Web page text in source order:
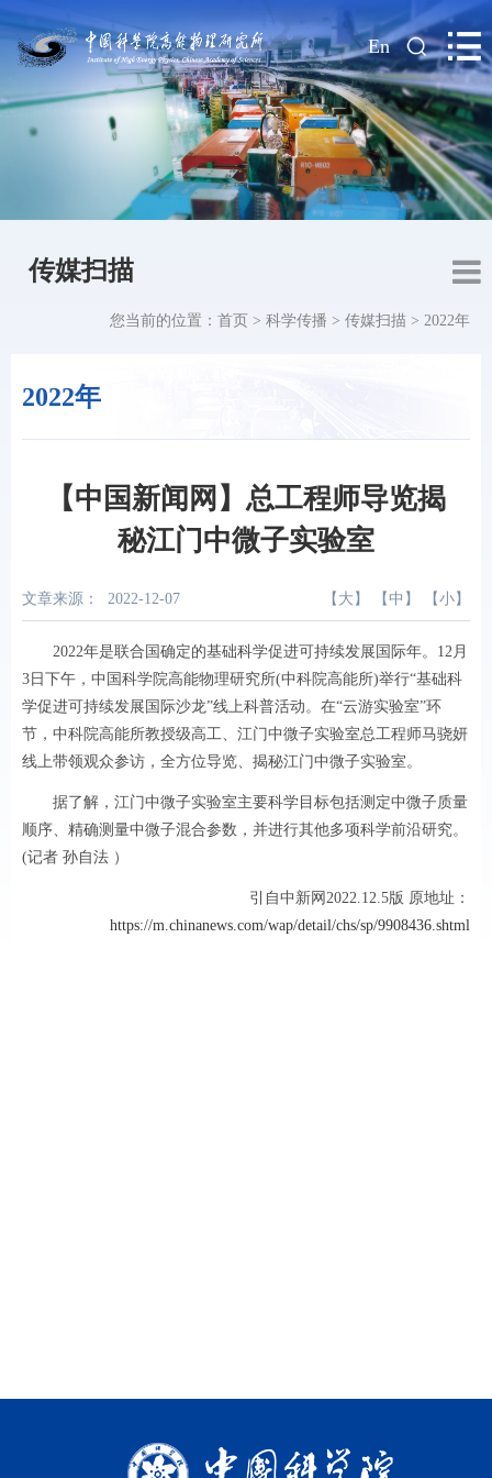
| En
传媒扫描
2022年
您当前的位置： 首页 > 科学传播 > 传媒扫描 > 2022年
【中国新闻网】总工程师导览揭
秘江门中微子实验室
文章来源： 2022-12-07 【 大 】 【 中 】 【 小 】
2022年是联合国确定的基础科学促进可持续发展国际年。12月
3日下午，中国科学院高能物理研究所(中科院高能所)举行“基础科
学促进可持续发展国际沙龙”线上科普活动。在“云游实验室”环
节，中科院高能所教授级高工、江门中微子实验室总工程师马骁妍
线上带领观众参访，全方位导览、揭秘江门中微子实验室。
据了解，江门中微子实验室主要科学目标包括测定中微子质量
顺序、精确测量中微子混合参数，并进行其他多项科学前沿研究。
(记者 孙自法 ）
引自中新网2022.12.5版 原地址：
https://m.chinanews.com/wap/detail/chs/sp/9908436.shtml